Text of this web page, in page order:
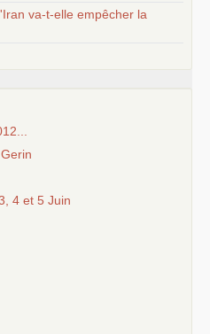
va-t-elle empêcher la
4 et 5 Juin